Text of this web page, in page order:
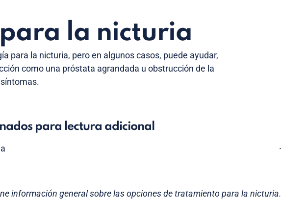
la nicturia
para la nicturia, pero en algunos casos, puede ayudar,
como una próstata agrandada u obstrucción de la
para lectura adicional
información general sobre las opciones de tratamiento para la nicturia.